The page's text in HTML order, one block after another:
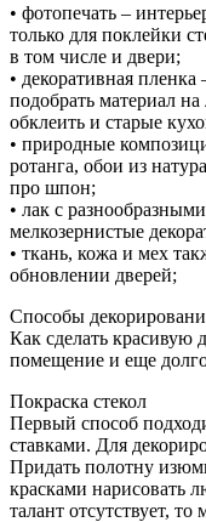
• фотопечать –
только для поклейки
в том числе и двери;
• декоративная
подобрать материал
обклеить и старые
• природные
ротанга, обои из
про шпон;
• лак с
мелкозернистые
• ткань, кожа и мех
обновлении дверей;
Способы
Как сделать красивую
помещение и еще
Покраска стекол
Первый способ
ставками. Для
Придать полотну
красками нарисовать
талант отсутствует,